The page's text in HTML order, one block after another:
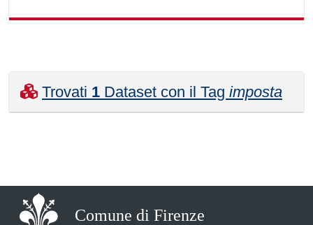
Trovati 1 Dataset con il Tag imposta
Comune di Firenze